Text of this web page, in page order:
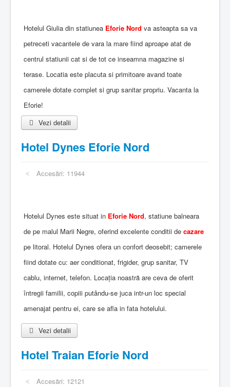
Hotelul Giulia din statiunea Eforie Nord va asteapta sa va
petreceti vacantele de vara la mare fiind aproape atat de
centrul statiunii cat si de tot ce inseamna magazine si
terase. Locatia este placuta si primitoare avand toate
camerele dotate complet si grup sanitar propriu. Vacanta la
Eforie!
Vezi detalii
Hotel Dynes Eforie Nord
Accesări: 11944
Hotelul Dynes este situat in Eforie Nord, statiune balneara
de pe malul Marii Negre, oferind excelente conditii de cazare
pe litoral. Hotelul Dynes ofera un confort deosebit; camerele
fiind dotate cu: aer conditionat, frigider, grup sanitar, TV
cablu, internet, telefon. Locaţia noastră are ceva de oferit
întregii familii, copiii putându-se juca intr-un loc special
amenajat pentru ei, care se afla in fata hotelului.
Vezi detalii
Hotel Traian Eforie Nord
Accesări: 12121